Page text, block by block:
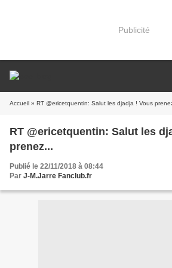
Publicité
Accueil » RT @ericetquentin: Salut les djadja ! Vous
RT @ericetquentin: Salut les
prenez...
Publié le 22/11/2018 à 08:44
Par J-M.Jarre Fanclub.fr